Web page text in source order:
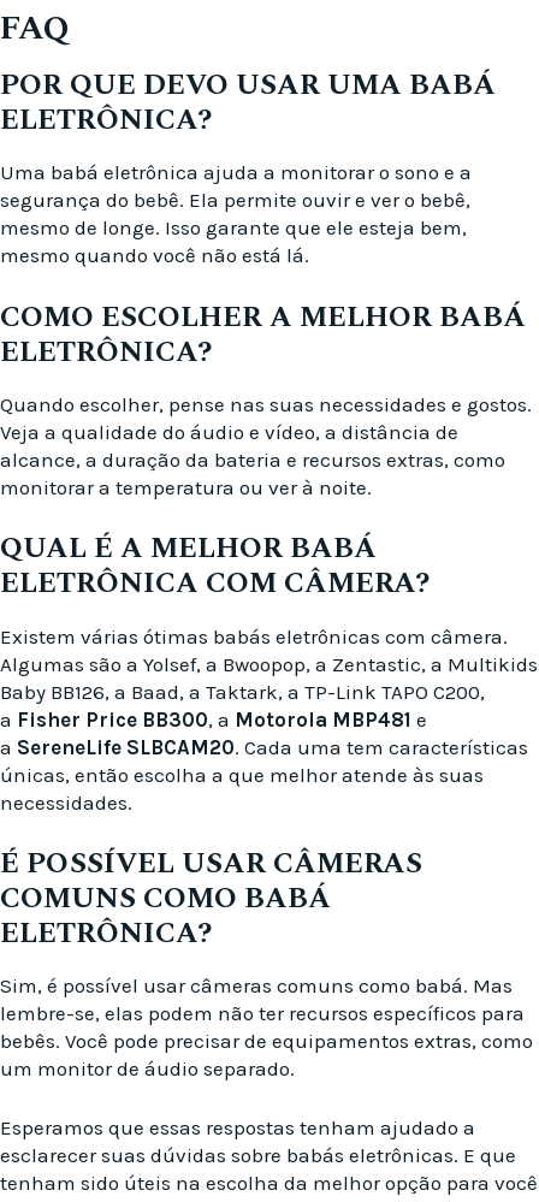
FAQ
POR QUE DEVO USAR UMA BABÁ
ELETRÔNICA?
Uma babá eletrônica ajuda a monitorar o sono e a
segurança do bebê. Ela permite ouvir e ver o bebê,
mesmo de longe. Isso garante que ele esteja bem,
mesmo quando você não está lá.
COMO ESCOLHER A MELHOR BABÁ
ELETRÔNICA?
Quando escolher, pense nas suas necessidades e gostos.
Veja a qualidade do áudio e vídeo, a distância de
alcance, a duração da bateria e recursos extras, como
monitorar a temperatura ou ver à noite.
QUAL É A MELHOR BABÁ
ELETRÔNICA COM CÂMERA?
Existem várias ótimas babás eletrônicas com câmera.
Algumas são a Yolsef, a Bwoopop, a Zentastic, a Multikids
Baby BB126, a Baad, a Taktark, a TP-Link TAPO C200,
a Fisher Price BB300, a Motorola MBP481 e
a SereneLife SLBCAM20. Cada uma tem características
únicas, então escolha a que melhor atende às suas
necessidades.
É POSSÍVEL USAR CÂMERAS
COMUNS COMO BABÁ
ELETRÔNICA?
Sim, é possível usar câmeras comuns como babá. Mas
lembre-se, elas podem não ter recursos específicos para
bebês. Você pode precisar de equipamentos extras, como
um monitor de áudio separado.
Esperamos que essas respostas tenham ajudado a
esclarecer suas dúvidas sobre babás eletrônicas. E que
tenham sido úteis na escolha da melhor opção para você